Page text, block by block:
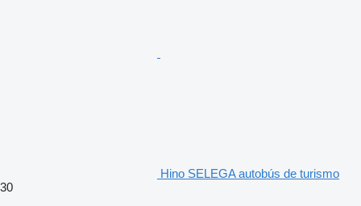
Hino SELEGA autobús de turismo
30